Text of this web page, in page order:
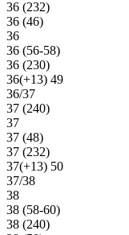
36 (232)
36 (46)
36
36 (56-58)
36 (230)
36(+13) 49
36/37
37 (240)
37
37 (48)
37 (232)
37(+13) 50
37/38
38
38 (58-60)
38 (240)